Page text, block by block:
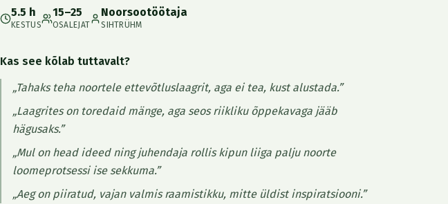
5.5 h
KESTUS
15–25
OSALEJAT
Noorsootöötaja
SIHTRÜHM
Kas see kõlab tuttavalt?
„Tahaks teha noortele ettevõtluslaagrit, aga ei tea, kust alustada.”
„Laagrites on toredaid mänge, aga seos riikliku õppekavaga jääb
hägusaks.”
„Mul on head ideed ning juhendaja rollis kipun liiga palju noorte
loomeprotsessi ise sekkuma.”
„Aeg on piiratud, vajan valmis raamistikku, mitte üldist inspiratsiooni.”